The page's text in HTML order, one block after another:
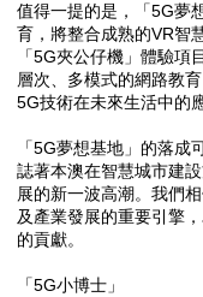
值得一提的是，「5G夢
育，將整合成熟的VR智
「5G夾公仔機」體驗項
層次、多模式的網路教
5G技術在未來生活中的
「5G夢想基地」的落成
誌著本澳在智慧城市建
展的新一波高潮。我們
及產業發展的重要引擎
的貢獻。
「5G小博士」